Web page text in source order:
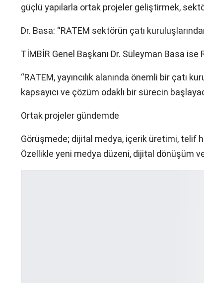
güçlü yapılarla ortak projeler geliştirmek,
Dr. Basa: “RATEM sektörün çatı
TİMBİR Genel Başkanı Dr. Süleyman Basa
“RATEM, yayıncılık alanında önemli bir çatı
kapsayıcı ve çözüm odaklı bir sürecin
Ortak projeler gündemde
Görüşmede; dijital medya, içerik üretimi, telif
Özellikle yeni medya düzeni, dijital dönüşüm